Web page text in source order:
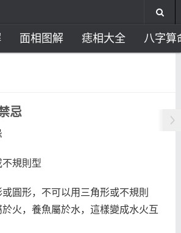
面相图解 痣相大全 八字算
品
忌
規則型
圓形，不可以用三角形或不規則
火，養魚屬於水，這樣變成水火互